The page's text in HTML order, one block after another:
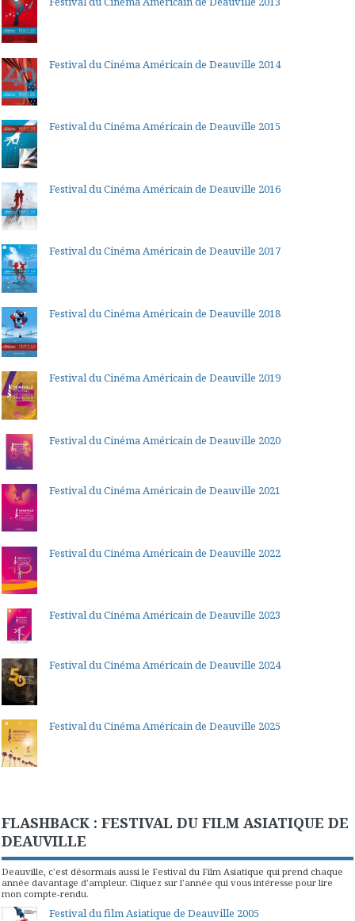
Festival du Cinéma Américain de Deauville 2014
Festival du Cinéma Américain de Deauville 2015
Festival du Cinéma Américain de Deauville 2016
Festival du Cinéma Américain de Deauville 2017
Festival du Cinéma Américain de Deauville 2018
Festival du Cinéma Américain de Deauville 2019
Festival du Cinéma Américain de Deauville 2020
Festival du Cinéma Américain de Deauville 2021
Festival du Cinéma Américain de Deauville 2022
Festival du Cinéma Américain de Deauville 2023
Festival du Cinéma Américain de Deauville 2024
Festival du Cinéma Américain de Deauville 2025
FLASHBACK : FESTIVAL DU FILM ASIATIQUE DE
DEAUVILLE
Deauville, c'est désormais aussi le Festival du Film Asiatique qui prend chaque
année davantage d'ampleur. Cliquez sur l'année qui vous intéresse pour lire
mon compte-rendu.
Festival du film Asiatique de Deauville 2005